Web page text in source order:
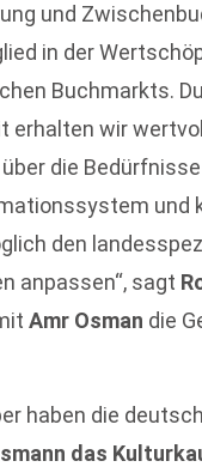
und
in der
Buchmarkts.
erhalten wir
die
und
den
anpassen“, sagt
Amr Osman die
haben die
das